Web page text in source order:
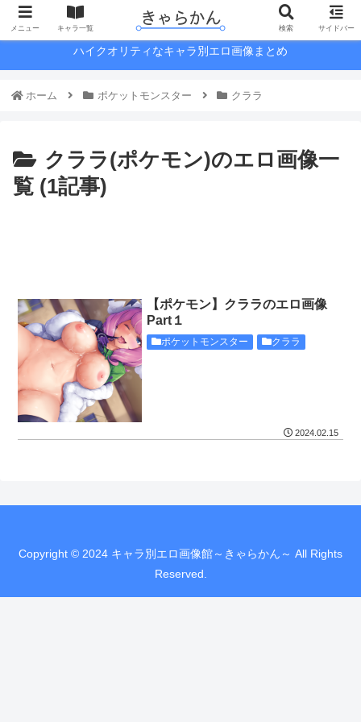
ハイクオリティなキャラ別エロ画像まとめ
ホーム ポケットモンスター クララ
クララ(ポケモン)のエロ画像一
覧 (1記事)
【ポケモン】クララのエロ画像
Part１
ポケットモンスター クララ
2024.02.15
Copyright © 2024 キャラ別エロ画像館～きゃらかん～ All Rights
Reserved.
メニュー キャラ一覧 検索 サイドバー